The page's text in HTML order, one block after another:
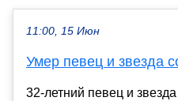
11:00, 15 Июн
Умер певец и звезда
32-летний певец и